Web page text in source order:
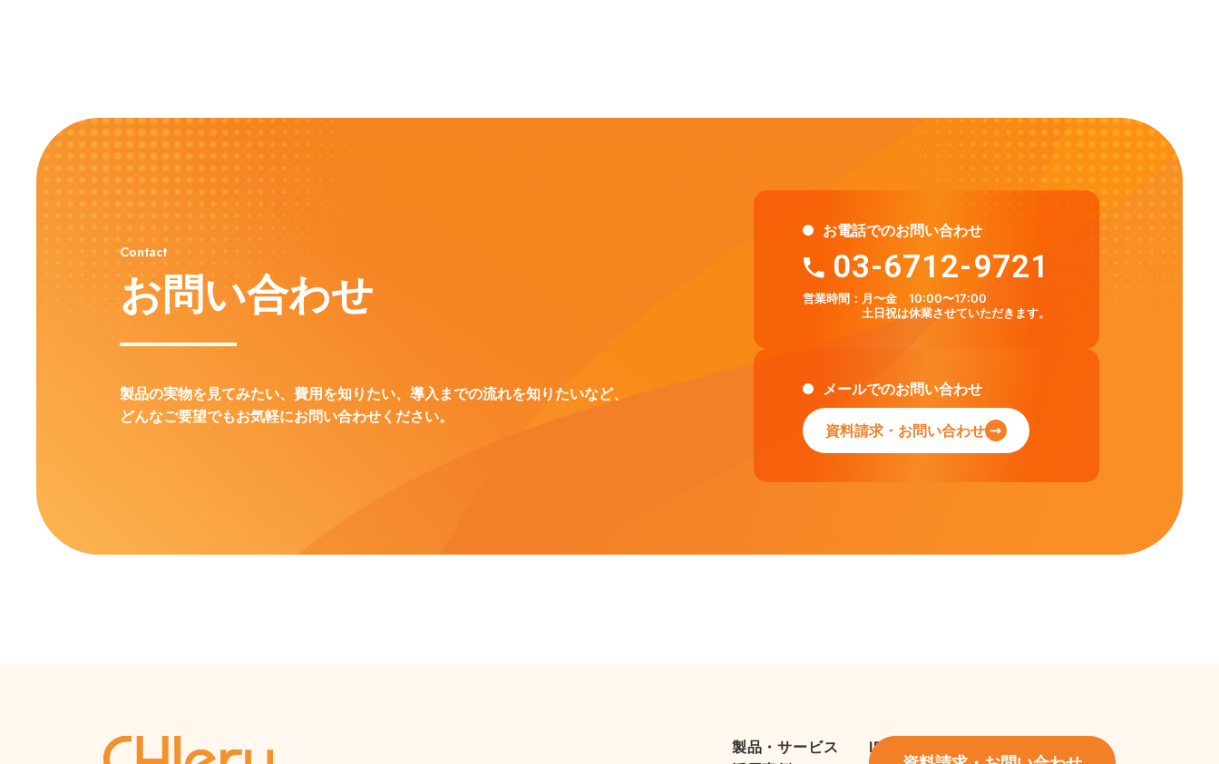
Contact
お問い合わせ
製品の実物を見てみたい、費用を知りたい、導入までの流れを知りたいなど、
どんなご要望でもお気軽にお問い合わせください。
お電話でのお問い合わせ
03-6712-9721
営業時間： 月〜金 10:00〜17:00
土日祝は休業させていただきます。
メールでのお問い合わせ
資料請求・お問い合わせ
製品・サービス
IR情報